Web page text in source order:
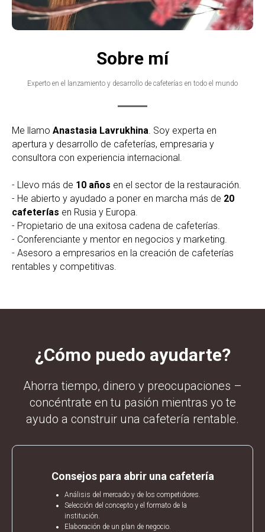
Sobre mí
Experto en el lanzamiento y desarrollo de cafeterías en todo el mundo
Me llamo Anastasia Lavrukhina. Soy experta en
apertura y desarrollo de cafeterías, empresaria y
consultora con experiencia internacional.
- Llevo más de 10 años en el sector de la restauración.
- He abierto y ayudado a poner en marcha más de 20
cafeterías en Rusia y Europa.
- Propietario de una exitosa cadena de cafeterías.
- Conferenciante y mentor en negocios y marketing.
- Asesoro a empresarios en la creación de cafeterías
rentables y competitivas.
¿Cómo puedo ayudarte?
Ahorra tiempo, dinero y preocupaciones –
concéntrate en tu pasión mientras yo te
ayudo a construir una cafetería rentable.
Consejos para abrir una cafetería
Análisis del mercado y de los competidores.
Selección del concepto y el formato de la
institución.
Elaboración de un plan de negocio.